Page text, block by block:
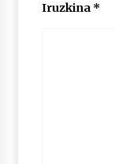
Iruzkina *